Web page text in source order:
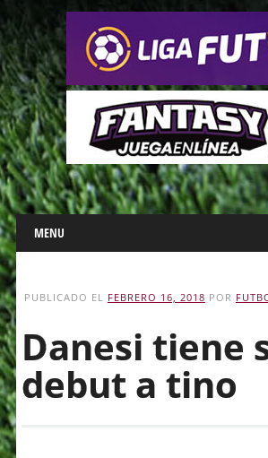
Main menu
Skip
to
content
MENU
PUBLICADO EL FEBRERO 16, 2018 POR
Danesi tiene
debut a tino